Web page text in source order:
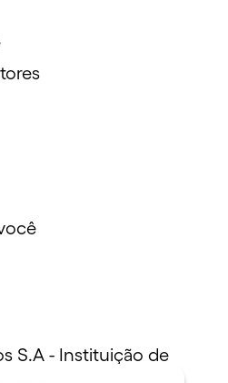
S.A - Instituição de